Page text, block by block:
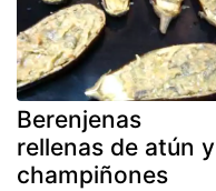
Berenjenas
rellenas de atún y
champiñones